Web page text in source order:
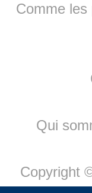
Comme
Qui
Copyright